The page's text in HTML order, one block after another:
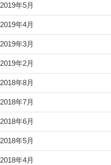
2019年5月
2019年4月
2019年3月
2019年2月
2018年8月
2018年7月
2018年6月
2018年5月
2018年4月